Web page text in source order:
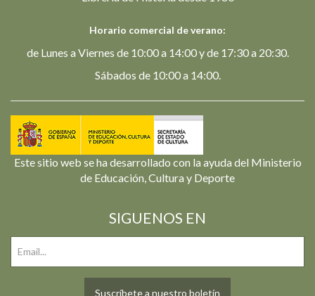
Horario comercial de verano:
de Lunes a Viernes de 10:00 a 14:00 y de 17:30 a 20:30.
Sábados de 10:00 a 14:00.
Este sitio web se ha desarrollado con la ayuda del Ministerio
de Educación, Cultura y Deporte
SIGUENOS EN
Suscríbete a nuestro boletín